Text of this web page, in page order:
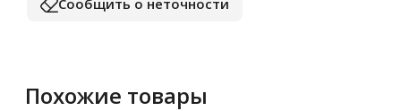
Похожие товары